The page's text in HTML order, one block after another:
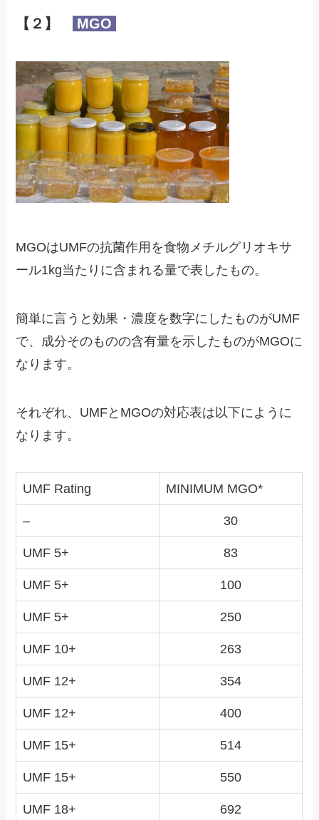
【２】 MGO
MGOはUMFの抗菌作用を食物メチルグリオキサ
ール1kg当たりに含まれる量で表したもの。
簡単に言うと効果・濃度を数字にしたものがUMF
で、成分そのものの含有量を示したものがMGOに
なります。
それぞれ、UMFとMGOの対応表は以下にように
なります。
UMF Rating MINIMUM MGO*
– 30
UMF 5+ 83
UMF 5+ 100
UMF 5+ 250
UMF 10+ 263
UMF 12+ 354
UMF 12+ 400
UMF 15+ 514
UMF 15+ 550
UMF 18+ 692